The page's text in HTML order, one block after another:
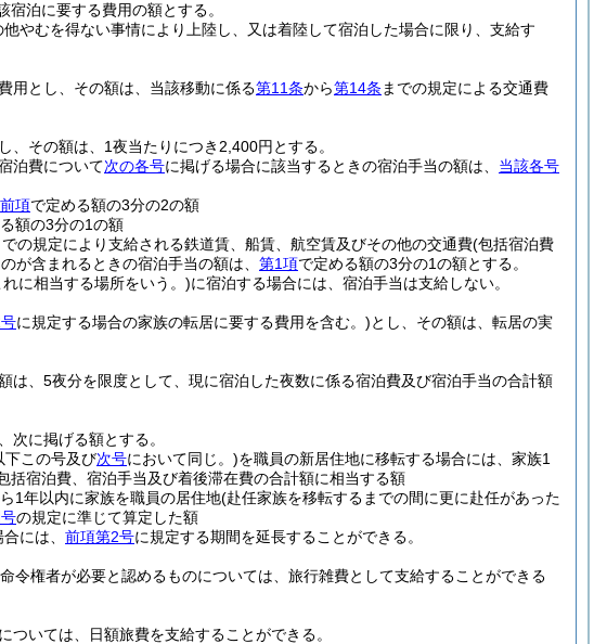
泊に要する費用の額とする。
やむを得ない事情により上陸し、又は着陸して宿泊した場合に限り、支給す
用とし、その額は、当該移動に係る第11条から第14条 までの規定による交通費
その額は、1夜当たりにつき2,400円とする。
泊費について次の各号に掲げる場合に該当するときの宿泊手当の額は、 当該各号
前項で定める額の3分の2の額
額の3分の1の額
での規定により支給される鉄道賃、船賃、航空賃及びその他の交通費(包括宿泊費
が含まれるときの宿泊手当の額は、 第1項で定める額の3分の1の額とする。
に相当する場所をいう。)に宿泊する場合には、宿泊手当は支給しない。
に規定する場合の家族の転居に要する費用を含む。)とし、その額は、転居の実
、5夜分を限度として、現に宿泊した夜数に係る宿泊費及び宿泊手当の合計額
次に掲げる額とする。
下この号及び次号において同じ。)を職員の新居住地に移転する場合には、家族1
括宿泊費、宿泊手当及び着後滞在費の合計額に相当する額
1年以内に家族を職員の居住地(赴任家族を移転するまでの間に更に赴任があった
の規定に準じて算定した額
には、 前項第2号に規定する期間を延長することができる。
令権者が必要と認めるものについては、旅行雑費として支給することができる
いては、日額旅費を支給することができる。